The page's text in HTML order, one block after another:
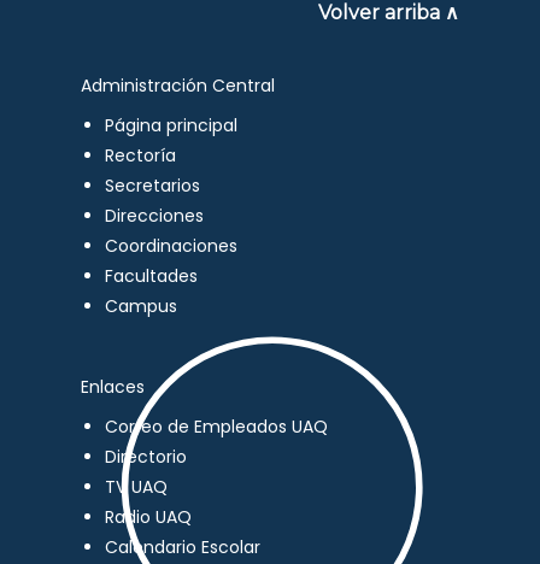
Volver arriba ∧
Administración Central
Página principal
Rectoría
Secretarios
Direcciones
Coordinaciones
Facultades
Campus
Enlaces
Correo de Empleados UAQ
Directorio
TV UAQ
Radio UAQ
Calendario Escolar